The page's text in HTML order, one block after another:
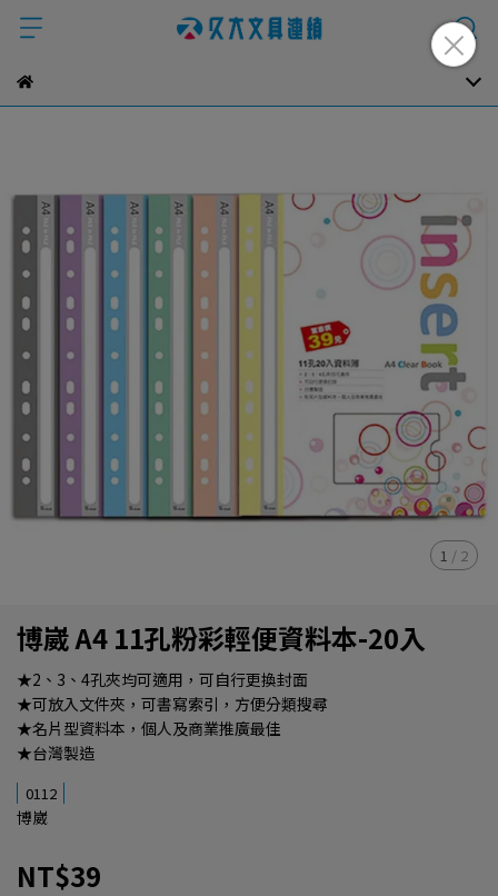
1 / 2
博崴 A4 11孔粉彩輕便資料本-20入
★2、3、4孔夾均可適用，可自行更換封面
★可放入文件夾，可書寫索引，方便分類搜尋
★名片型資料本，個人及商業推廣最佳
★台灣製造
0112
博崴
NT$39